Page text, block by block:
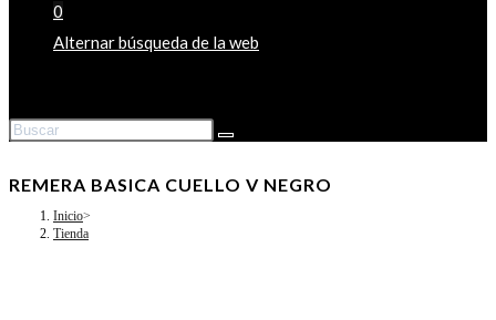
0
Alternar búsqueda de la web
REMERA BASICA CUELLO V NEGRO
Inicio>
Tienda